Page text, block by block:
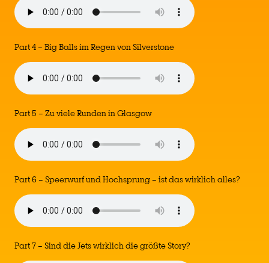
Part 4 – Big Balls im Regen von Silverstone
Part 5 – Zu viele Runden in Glasgow
Part 6 – Speerwurf und Hochsprung – ist das wirklich alles?
Part 7 – Sind die Jets wirklich die größte Story?